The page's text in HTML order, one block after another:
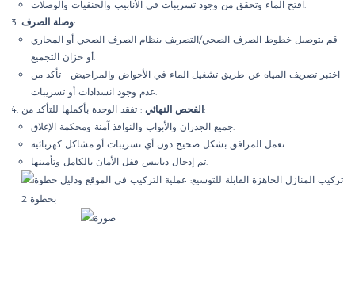
افتح الماء وتحقق من وجود تسريبات في الأنابيب والحنفيات والوصلات.
وصلة الصرف:
قم بتوصيل خطوط الصرف الصحي/التصريف بنظام الصرف الصحي أو المجاري
أو خزان التجميع.
اختبر تصريف المياه عن طريق تشغيل الماء في الأحواض والمراحيض - تأكد من
عدم وجود انسدادات أو تسريبات.
الفحص النهائي: تفقد الوحدة بأكملها للتأكد من:
جميع الجدران والأبواب والنوافذ آمنة ومحكمة الإغلاق.
تعمل المرافق بشكل صحيح دون أي تسريبات أو مشاكل كهربائية.
تم إدخال دبابيس قفل الأمان بالكامل وتأمينها.